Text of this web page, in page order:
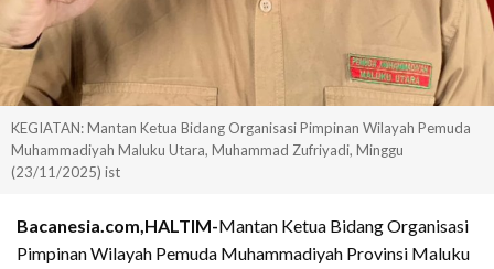
KEGIATAN: Mantan Ketua Bidang Organisasi Pimpinan Wilayah Pemuda
Muhammadiyah Maluku Utara, Muhammad Zufriyadi, Minggu
(23/11/2025) ist
Bacanesia.com,HALTIM-Mantan Ketua Bidang Organisasi
Pimpinan Wilayah Pemuda Muhammadiyah Provinsi Maluku